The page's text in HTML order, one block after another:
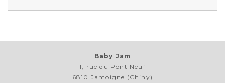
Baby Jam
1, rue du Pont Neuf
6810 Jamoigne (Chiny)